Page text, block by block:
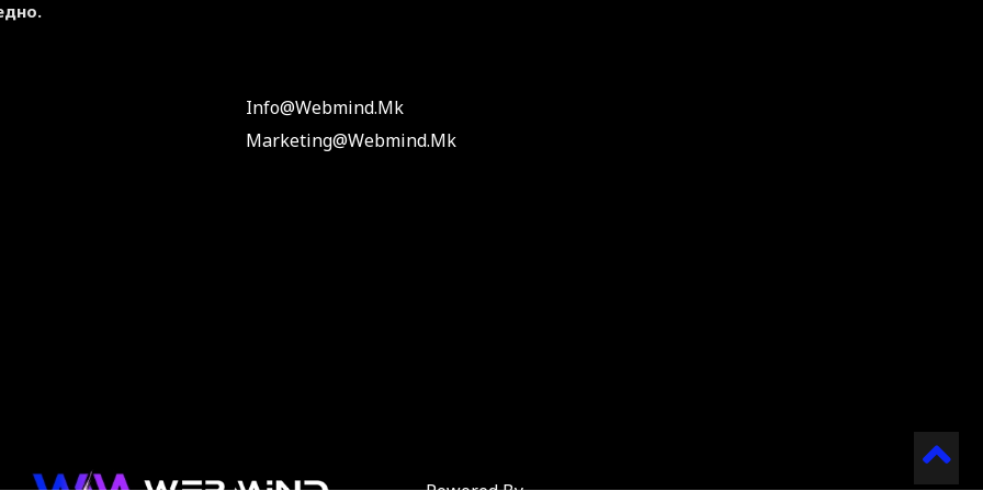
Info@webmind.mk
Marketing@webmind.mk